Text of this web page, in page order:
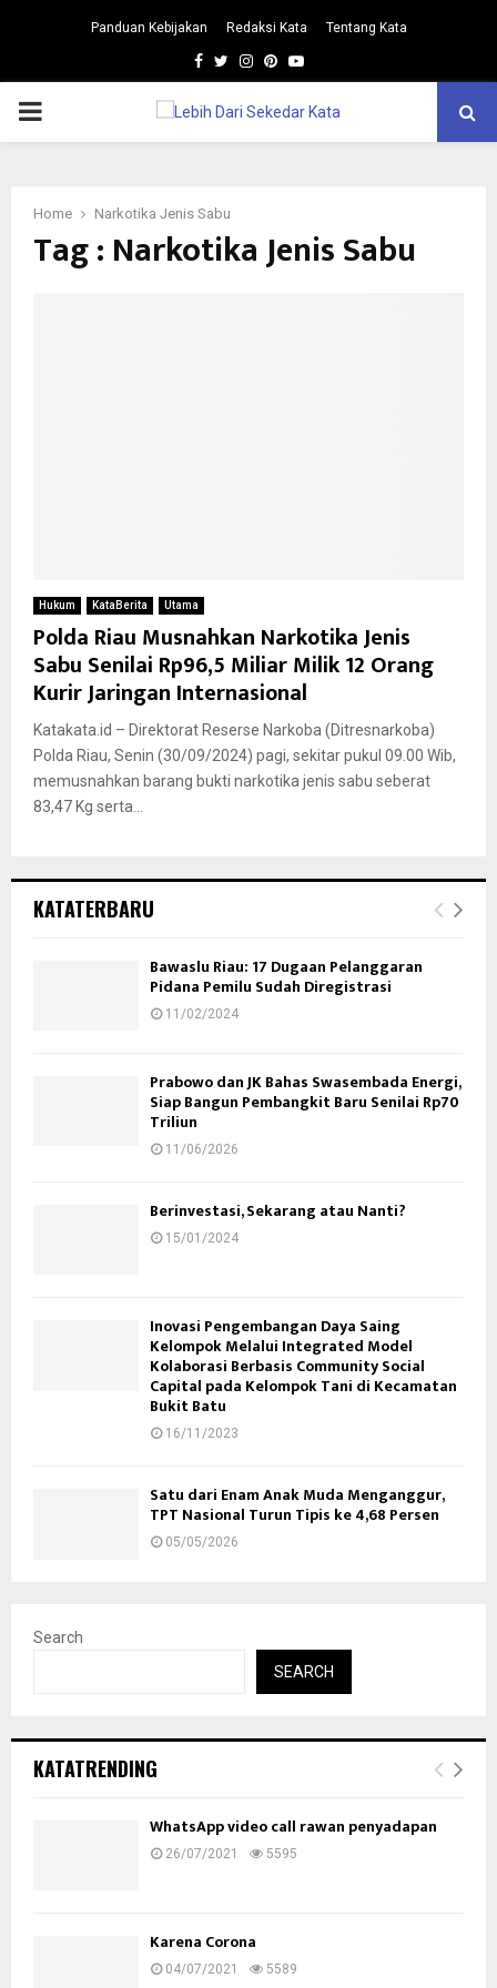
Panduan Kebijakan Redaksi Kata Tentang Kata
Facebook
TwitterInstagram
Pinterest
Youtube
PRIMARY
Home Narkotika Jenis Sabu
Tag : Narkotika Jenis Sabu
Hukum KataBerita Utama
Polda Riau Musnahkan Narkotika Jenis
Sabu Senilai Rp96,5 Miliar Milik 12 Orang
Kurir Jaringan Internasional
Katakata.id – Direktorat Reserse Narkoba (Ditresnarkoba)
Polda Riau, Senin (30/09/2024) pagi, sekitar pukul 09.00 Wib,
memusnahkan barang bukti narkotika jenis sabu seberat
83,47 Kg serta...
KATATERBARU
Bawaslu Riau: 17 Dugaan Pelanggaran
Pidana Pemilu Sudah Diregistrasi
11/02/2024
Prabowo dan JK Bahas Swasembada Energi,
Siap Bangun Pembangkit Baru Senilai Rp70
Triliun
11/06/2026
Berinvestasi, Sekarang atau Nanti?
15/01/2024
Inovasi Pengembangan Daya Saing
Kelompok Melalui Integrated Model
Kolaborasi Berbasis Community Social
Capital pada Kelompok Tani di Kecamatan
Bukit Batu
16/11/2023
Satu dari Enam Anak Muda Menganggur,
TPT Nasional Turun Tipis ke 4,68 Persen
05/05/2026
Search
SEARCH
KATATRENDING
WhatsApp video call rawan penyadapan
26/07/2021 5595
Karena Corona
04/07/2021 5589